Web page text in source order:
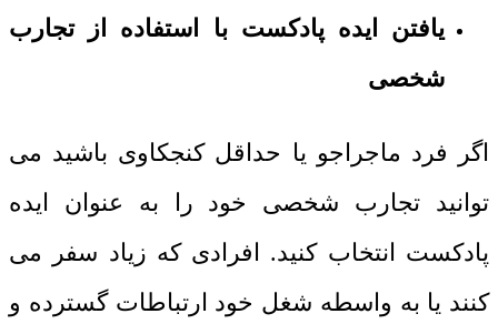
یافتن ایده پادکست با استفاده از تجارب
شخصی
اگر فرد ماجراجو یا حداقل کنجکاوی باشید می
توانید تجارب شخصی خود را به عنوان ایده
پادکست انتخاب کنید. افرادی که زیاد سفر می
کنند یا به واسطه شغل خود ارتباطات گسترده و